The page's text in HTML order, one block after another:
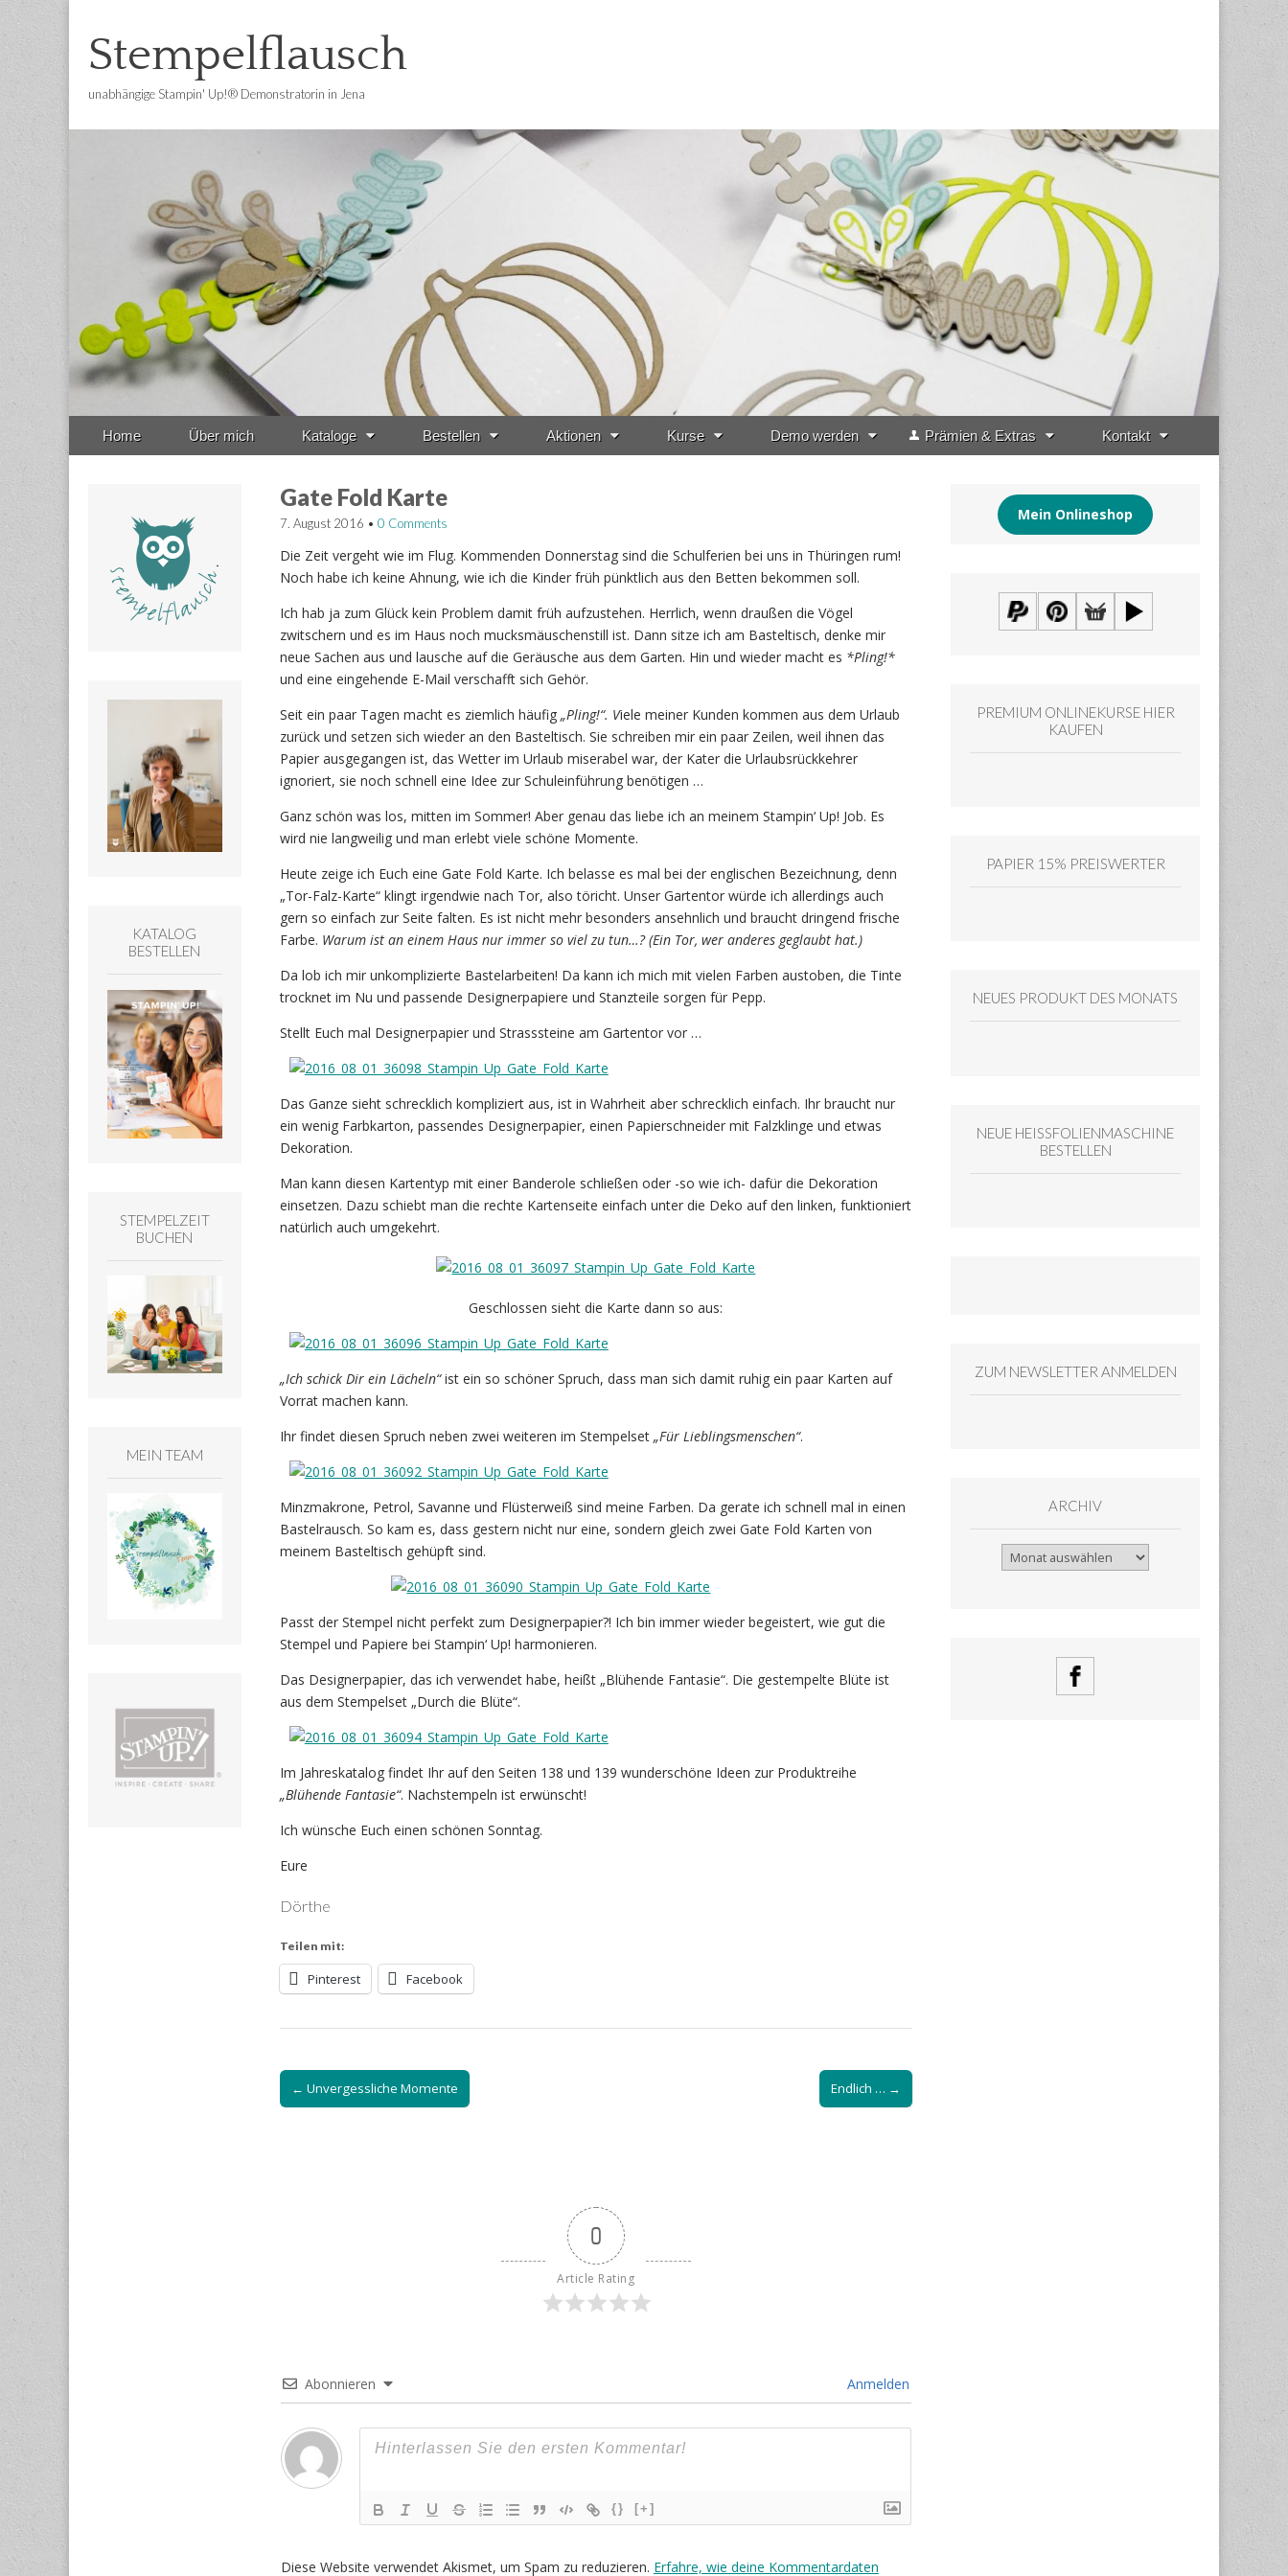
Stempelflausch
unabhängige Stampin' Up!® Demonstratorin in Jena
Home Über mich Kataloge Bestellen Aktionen Kurse Demo werden Prämien & Extras Kontakt
Gate Fold Karte
7. August 2016 • 0 Comments
Die Zeit vergeht wie im Flug. Kommenden Donnerstag sind die Schulferien bei uns in Thüringen rum!
Noch habe ich keine Ahnung, wie ich die Kinder früh pünktlich aus den Betten bekommen soll.
Ich hab ja zum Glück kein Problem damit früh aufzustehen. Herrlich, wenn draußen die Vögel
zwitschern und es im Haus noch mucksmäuschenstill ist. Dann sitze ich am Basteltisch, denke mir
neue Sachen aus und lausche auf die Geräusche aus dem Garten. Hin und wieder macht es *Pling!*
und eine eingehende E-Mail verschafft sich Gehör.
Seit ein paar Tagen macht es ziemlich häufig „Pling!“. Viele meiner Kunden kommen aus dem Urlaub
zurück und setzen sich wieder an den Basteltisch. Sie schreiben mir ein paar Zeilen, weil ihnen das
Papier ausgegangen ist, das Wetter im Urlaub miserabel war, der Kater die Urlaubsrückkehrer
ignoriert, sie noch schnell eine Idee zur Schuleinführung benötigen …
Ganz schön was los, mitten im Sommer! Aber genau das liebe ich an meinem Stampin‘ Up! Job. Es
wird nie langweilig und man erlebt viele schöne Momente.
Heute zeige ich Euch eine Gate Fold Karte. Ich belasse es mal bei der englischen Bezeichnung, denn
„Tor-Falz-Karte“ klingt irgendwie nach Tor, also töricht. Unser Gartentor würde ich allerdings auch
gern so einfach zur Seite falten. Es ist nicht mehr besonders ansehnlich und braucht dringend frische
Farbe. Warum ist an einem Haus nur immer so viel zu tun…? (Ein Tor, wer anderes geglaubt hat.)
Da lob ich mir unkomplizierte Bastelarbeiten! Da kann ich mich mit vielen Farben austoben, die Tinte
trocknet im Nu und passende Designerpapiere und Stanzteile sorgen für Pepp.
Stellt Euch mal Designerpapier und Strasssteine am Gartentor vor …
Das Ganze sieht schrecklich kompliziert aus, ist in Wahrheit aber schrecklich einfach. Ihr braucht nur
ein wenig Farbkarton, passendes Designerpapier, einen Papierschneider mit Falzklinge und etwas
Dekoration.
Man kann diesen Kartentyp mit einer Banderole schließen oder -so wie ich- dafür die Dekoration
einsetzen. Dazu schiebt man die rechte Kartenseite einfach unter die Deko auf den linken, funktioniert
natürlich auch umgekehrt.
Geschlossen sieht die Karte dann so aus:
„Ich schick Dir ein Lächeln“ist ein so schöner Spruch, dass man sich damit ruhig ein paar Karten auf
Vorrat machen kann.
Ihr findet diesen Spruch neben zwei weiteren im Stempelset „Für Lieblingsmenschen“.
Minzmakrone, Petrol, Savanne und Flüsterweiß sind meine Farben. Da gerate ich schnell mal in einen
Bastelrausch. So kam es, dass gestern nicht nur eine, sondern gleich zwei Gate Fold Karten von
meinem Basteltisch gehüpft sind.
Passt der Stempel nicht perfekt zum Designerpapier?! Ich bin immer wieder begeistert, wie gut die
Stempel und Papiere bei Stampin‘ Up! harmonieren.
Das Designerpapier, das ich verwendet habe, heißt „Blühende Fantasie“. Die gestempelte Blüte ist
aus dem Stempelset „Durch die Blüte“.
Im Jahreskatalog findet Ihr auf den Seiten 138 und 139 wunderschöne Ideen zur Produktreihe
„Blühende Fantasie“. Nachstempeln ist erwünscht!
Ich wünsche Euch einen schönen Sonntag.
Eure
Dörthe
Teilen mit:
Pinterest Facebook
Post
navigation
← Unvergessliche Momente Endlich … →
0
Article Rating
Abonnieren Anmelden
{} [+]
Diese Website verwendet Akismet, um Spam zu reduzieren. Erfahre, wie deine Kommentardaten
KATALOG
BESTELLEN
STEMPELZEIT
BUCHEN
MEIN TEAM
Mein Onlineshop
PREMIUM ONLINEKURSE HIER
KAUFEN
PAPIER 15% PREISWERTER
NEUES PRODUKT DES MONATS
NEUE HEISSFOLIENMASCHINE
BESTELLEN
ZUM NEWSLETTER ANMELDEN
ARCHIV
Archiv